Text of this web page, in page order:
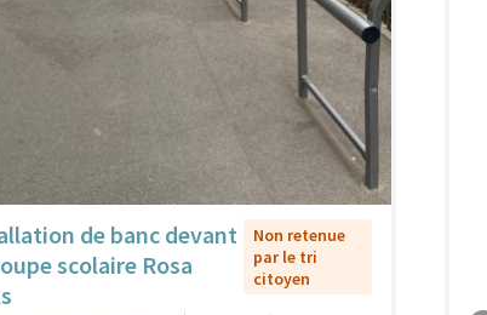
de banc devant
scolaire Rosa
Non retenue
par le tri
citoyen